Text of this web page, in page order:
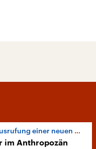
einer neuen Epoche
im Anthropozän